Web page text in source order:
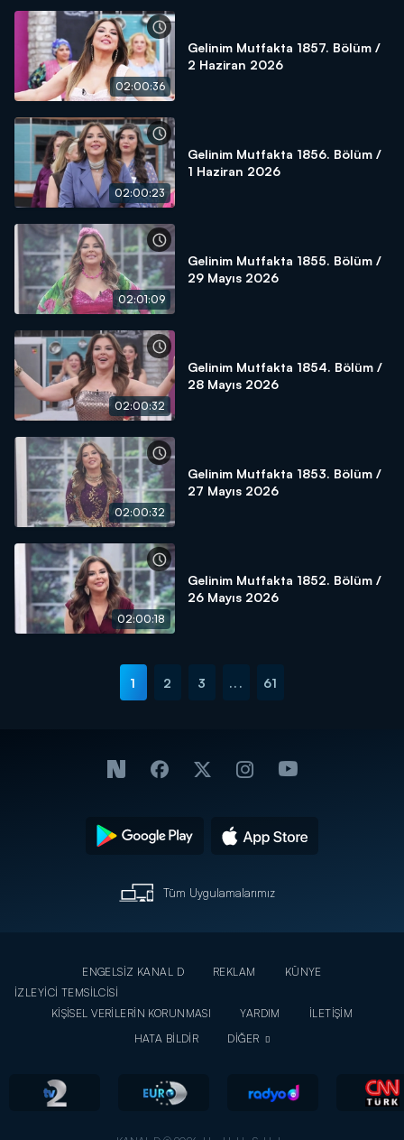
02:00:36
Gelinim Mutfakta 1857. Bölüm /
2 Haziran 2026
02:00:23
Gelinim Mutfakta 1856. Bölüm /
1 Haziran 2026
02:01:09
Gelinim Mutfakta 1855. Bölüm /
29 Mayıs 2026
02:00:32
Gelinim Mutfakta 1854. Bölüm /
28 Mayıs 2026
02:00:32
Gelinim Mutfakta 1853. Bölüm /
27 Mayıs 2026
02:00:18
Gelinim Mutfakta 1852. Bölüm /
26 Mayıs 2026
1 2 3 ... 61
Tüm Uygulamalarımız
ENGELSİZ KANAL D REKLAM
KÜNYE
İZLEYİCİ TEMSİLCİSİ
KİŞİSEL VERİLERİN KORUNMASI
YARDIM
İLETİŞİM
HATA BİLDİR
DİĞER